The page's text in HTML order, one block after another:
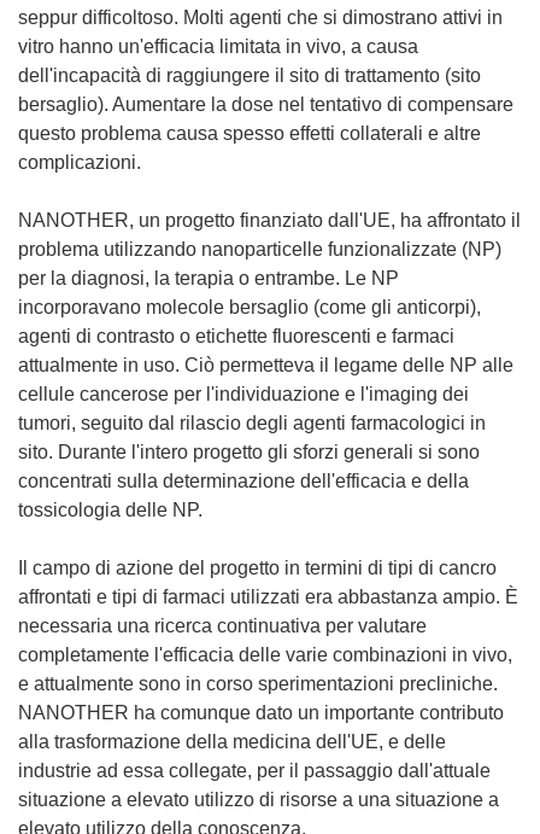
seppur difficoltoso. Molti agenti che si dimostrano attivi in
vitro hanno un'efficacia limitata in vivo, a causa
dell'incapacità di raggiungere il sito di trattamento (sito
bersaglio). Aumentare la dose nel tentativo di compensare
questo problema causa spesso effetti collaterali e altre
complicazioni.
NANOTHER, un progetto finanziato dall'UE, ha affrontato il
problema utilizzando nanoparticelle funzionalizzate (NP)
per la diagnosi, la terapia o entrambe. Le NP
incorporavano molecole bersaglio (come gli anticorpi),
agenti di contrasto o etichette fluorescenti e farmaci
attualmente in uso. Ciò permetteva il legame delle NP alle
cellule cancerose per l'individuazione e l'imaging dei
tumori, seguito dal rilascio degli agenti farmacologici in
sito. Durante l'intero progetto gli sforzi generali si sono
concentrati sulla determinazione dell'efficacia e della
tossicologia delle NP.
Il campo di azione del progetto in termini di tipi di cancro
affrontati e tipi di farmaci utilizzati era abbastanza ampio. È
necessaria una ricerca continuativa per valutare
completamente l'efficacia delle varie combinazioni in vivo,
e attualmente sono in corso sperimentazioni precliniche.
NANOTHER ha comunque dato un importante contributo
alla trasformazione della medicina dell'UE, e delle
industrie ad essa collegate, per il passaggio dall'attuale
situazione a elevato utilizzo di risorse a una situazione a
elevato utilizzo della conoscenza.